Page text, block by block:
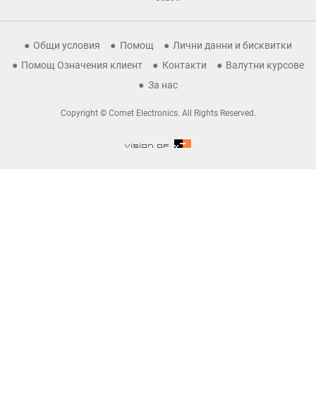
Общи условия Помощ
Лични данни и бисквитки
Помощ Означения клиент
Контакти
Валутни курсове
За нас
Copyright © Comet Electronics. All Rights Reserved.